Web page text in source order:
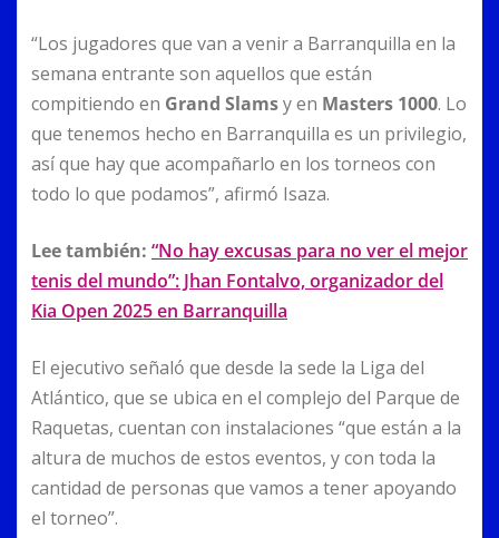
“Los jugadores que van a venir a Barranquilla en la
semana entrante son aquellos que están
compitiendo en Grand Slamsy en Masters 1000. Lo
que tenemos hecho en Barranquilla es un privilegio,
así que hay que acompañarlo en los torneos con
todo lo que podamos”, afirmó Isaza.
Lee también: “No hay excusas para no ver el mejor
tenis del mundo”: Jhan Fontalvo, organizador del
Kia Open 2025 en Barranquilla
El ejecutivo señaló que desde la sede la Liga del
Atlántico, que se ubica en el complejo del Parque de
Raquetas, cuentan con instalaciones “que están a la
altura de muchos de estos eventos, y con toda la
cantidad de personas que vamos a tener apoyando
el torneo”.